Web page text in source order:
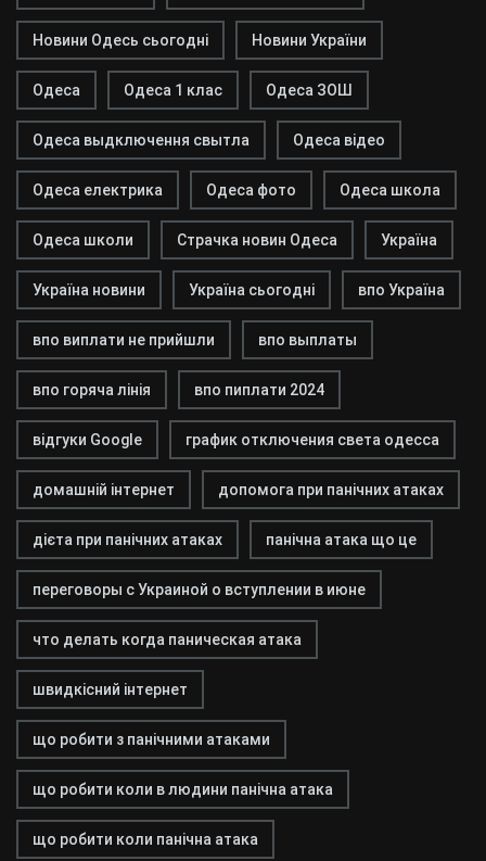
Новини Одесь сьогодні Новини України
Одеса Одеса 1 клас Одеса ЗОШ
Одеса выдключення свытла Одеса відео
Одеса електрика Одеса фото Одеса школа
Одеса школи Страчка новин Одеса Україна
Україна новини Україна сьогодні впо Україна
впо виплати не прийшли впо выплаты
впо горяча лінія впо пиплати 2024
відгуки Google график отключения света одесса
домашній інтернет допомога при панічних атаках
дієта при панічних атаках панічна атака що це
переговоры с Украиной о вступлении в июне
что делать когда паническая атака
швидкісний інтернет
що робити з панічними атаками
що робити коли в людини панічна атака
що робити коли панічна атака